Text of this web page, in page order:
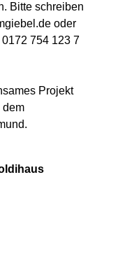
Bitte schreiben
oder
754 123 7
Projekt
dem